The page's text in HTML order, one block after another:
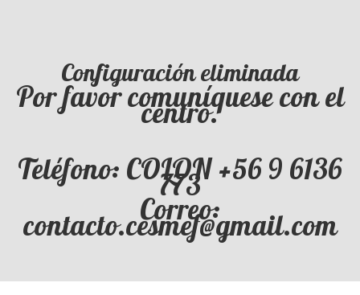
Configuración eliminada
Por favor comuníquese con el
centro.
Teléfono: COLON +56 9 6136
773
Correo:
contacto.cesmef@gmail.com